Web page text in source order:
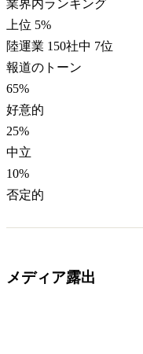
業界内ランキング
上位 5%
陸運業 150社中 7位
報道のトーン
65%
好意的
25%
中立
10%
否定的
メディア露出